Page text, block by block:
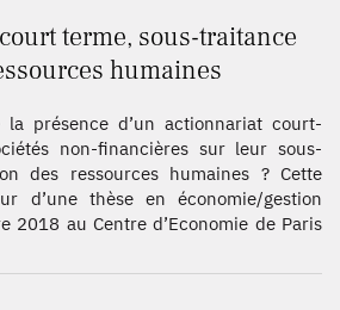
terme, sous-traitance
humaines
la présence d’un actionnariat court-
non-financières sur leur sous-
des ressources humaines ? Cette
d’une thèse en économie/gestion
2018 au Centre d’Economie de Paris